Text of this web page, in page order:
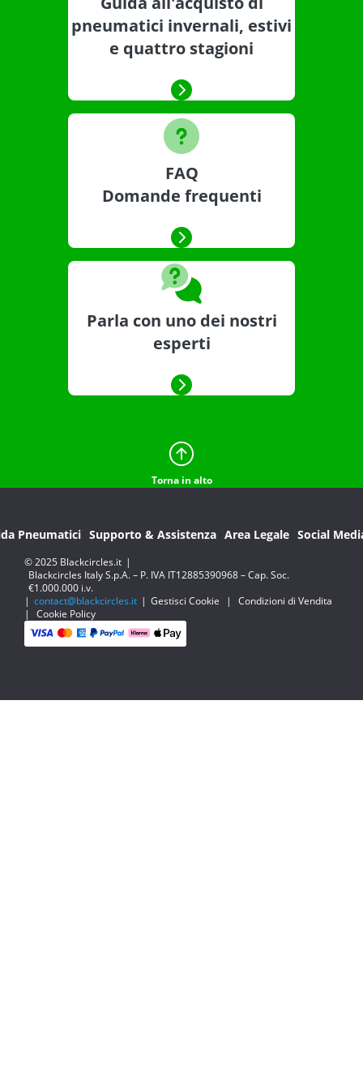
pneumatici invernali, estivi
e quattro stagioni
FAQ
Domande frequenti
Parla con uno dei nostri
esperti
Torna in alto
Pneumatici Supporto & Assistenza Area Legale Social
© 2025 Blackcircles.it |
Blackcircles Italy S.p.A. – P. IVA IT12885390968 – Cap. Soc.
€1.000.000 i.v.
| contact@blackcircles.it | Gestisci Cookie |
Condizioni di Vendita
|
Cookie Policy